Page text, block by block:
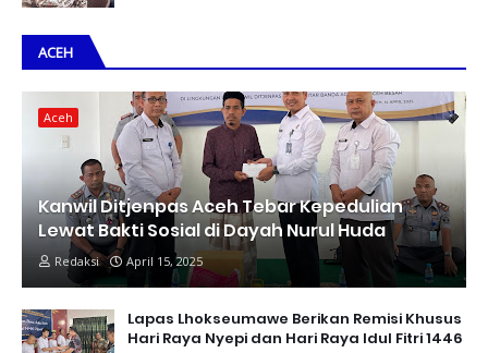
ACEH
Aceh
Kanwil Ditjenpas Aceh Tebar Kepedulian
Lewat Bakti Sosial di Dayah Nurul Huda
Redaksi April 15, 2025
Lapas Lhokseumawe Berikan Remisi Khusus
Hari Raya Nyepi dan Hari Raya Idul Fitri 1446